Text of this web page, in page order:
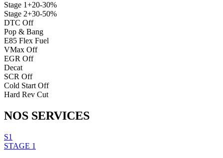
Stage 1+20-30%
Stage 2+30-50%
DTC Off
Pop & Bang
E85 Flex Fuel
VMax Off
EGR Off
Decat
SCR Off
Cold Start Off
Hard Rev Cut
NOS SERVICES
S1
STAGE 1